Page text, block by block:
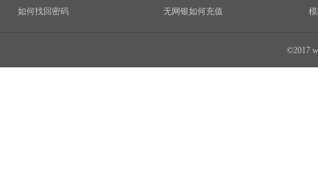
如何找回密码
无网银如何充值
©2017